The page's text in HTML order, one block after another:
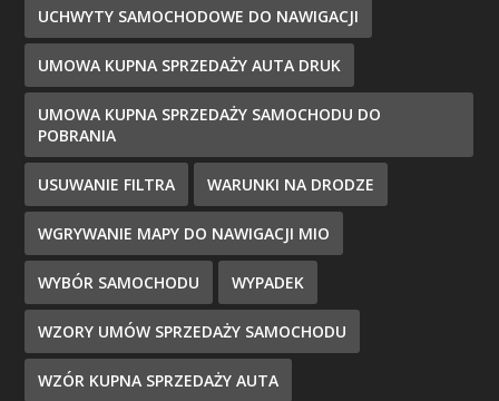
UCHWYTY SAMOCHODOWE DO NAWIGACJI
UMOWA KUPNA SPRZEDAŻY AUTA DRUK
UMOWA KUPNA SPRZEDAŻY SAMOCHODU DO
POBRANIA
USUWANIE FILTRA WARUNKI NA DRODZE
WGRYWANIE MAPY DO NAWIGACJI MIO
WYBÓR SAMOCHODU WYPADEK
WZORY UMÓW SPRZEDAŻY SAMOCHODU
WZÓR KUPNA SPRZEDAŻY AUTA